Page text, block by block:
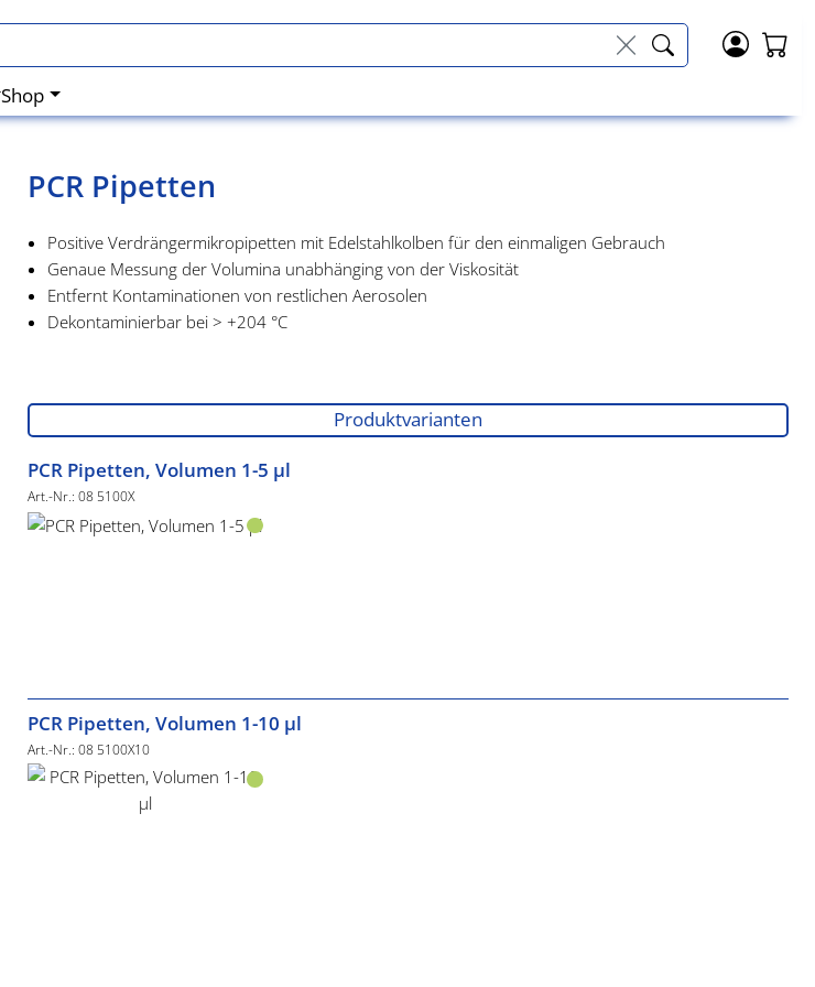
Shop
PCR Pipetten
Positive Verdrängermikropipetten mit Edelstahlkolben für den einmaligen Gebrauch
Genaue Messung der Volumina unabhänging von der Viskosität
Entfernt Kontaminationen von restlichen Aerosolen
Dekontaminierbar bei > +204 °C
Produktvarianten
PCR Pipetten, Volumen 1-5 µl
Art.-Nr.: 08 5100X
PCR Pipetten, Volumen 1-10 µl
Art.-Nr.: 08 5100X10